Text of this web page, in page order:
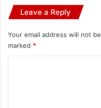
Leave a Reply
Your email address will not
marked *